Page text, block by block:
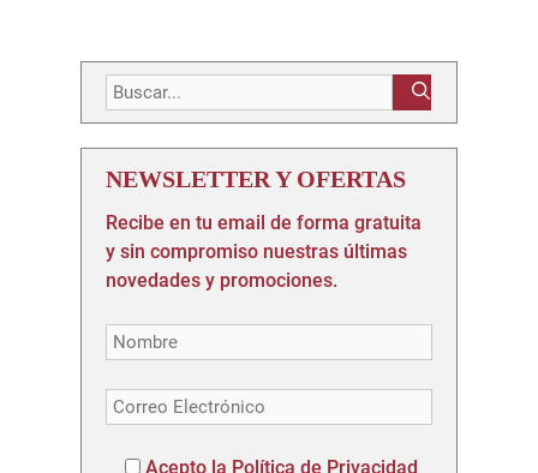
Buscar:
NEWSLETTER Y OFERTAS
Recibe en tu email de forma gratuita
y sin compromiso nuestras últimas
novedades y promociones.
Acepto la Política de Privacidad